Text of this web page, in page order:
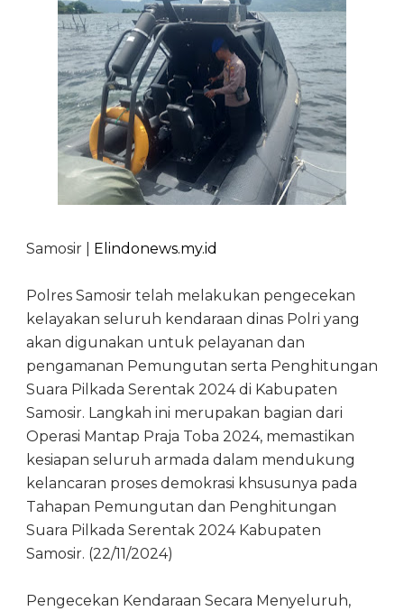
Samosir | Elindonews.my.id
Polres Samosir telah melakukan pengecekan
kelayakan seluruh kendaraan dinas Polri yang
akan digunakan untuk pelayanan dan
pengamanan Pemungutan serta Penghitungan
Suara Pilkada Serentak 2024 di Kabupaten
Samosir. Langkah ini merupakan bagian dari
Operasi Mantap Praja Toba 2024, memastikan
kesiapan seluruh armada dalam mendukung
kelancaran proses demokrasi khsusunya pada
Tahapan Pemungutan dan Penghitungan
Suara Pilkada Serentak 2024 Kabupaten
Samosir. (22/11/2024)
Pengecekan Kendaraan Secara Menyeluruh,